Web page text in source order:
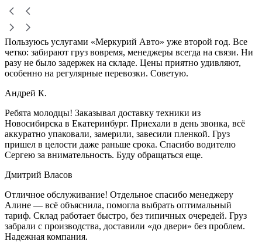
Пользуюсь услугами «Меркурий Авто» уже второй год. Все
четко: забирают груз вовремя, менеджеры всегда на связи. Ни
разу не было задержек на складе. Цены приятно удивляют,
особенно на регулярные перевозки. Советую.
Андрей К.
Ребята молодцы! Заказывал доставку техники из
Новосибирска в Екатеринбург. Приехали в день звонка, всё
аккуратно упаковали, замерили, завесили пленкой. Груз
пришел в целости даже раньше срока. Спасибо водителю
Сергею за внимательность. Буду обращаться еще.
Дмитрий Власов
Отличное обслуживание! Отдельное спасибо менеджеру
Алине — всё объяснила, помогла выбрать оптимальный
тариф. Склад работает быстро, без типичных очередей. Груз
забрали с производства, доставили «до двери» без проблем.
Надежная компания.